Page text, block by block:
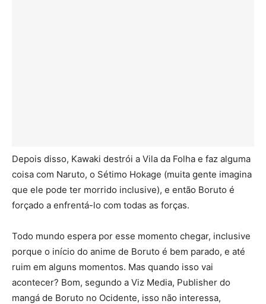
Depois disso, Kawaki destrói a Vila da Folha e faz alguma
coisa com Naruto, o Sétimo Hokage (muita gente imagina
que ele pode ter morrido inclusive), e então Boruto é
forçado a enfrentá-lo com todas as forças.
Todo mundo espera por esse momento chegar, inclusive
porque o início do anime de Boruto é bem parado, e até
ruim em alguns momentos. Mas quando isso vai
acontecer? Bom, segundo a Viz Media, Publisher do
mangá de Boruto no Ocidente, isso não interessa,